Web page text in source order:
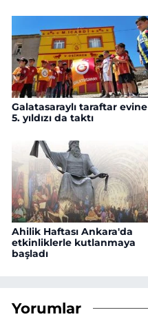
Galatasaraylı taraftar evine
5. yıldızı da taktı
Ahilik Haftası Ankara'da
etkinliklerle kutlanmaya
başladı
Yorumlar